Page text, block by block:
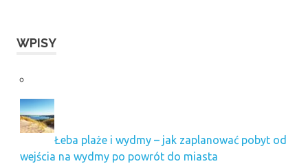
WPISY
Łeba plaże i wydmy – jak zaplanować pobyt od
wejścia na wydmy po powrót do miasta